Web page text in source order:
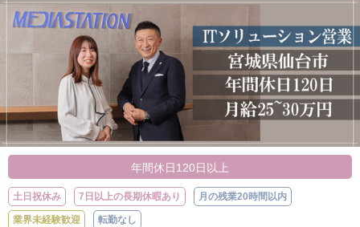
年間休日120日以上
土日祝休み 7日以上の長期休暇あり 月の残業20時間以内
業界未経験歓迎 転勤なし